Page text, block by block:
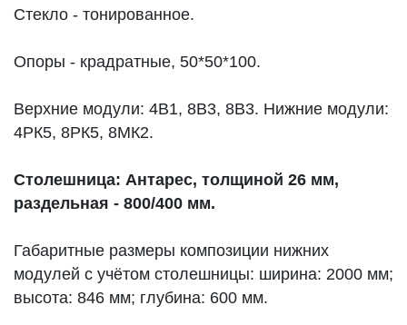
Стекло - тонированное.
Опоры - крадратные, 50*50*100.
Верхние модули: 4В1, 8В3, 8В3. Нижние модули:
4РК5, 8РК5, 8МК2.
Столешница: Антарес, толщиной 26 мм,
раздельная - 800/400 мм.
Габаритные размеры композиции нижних
модулей с учётом столешницы: ширина: 2000 мм;
высота: 846 мм; глубина: 600 мм.